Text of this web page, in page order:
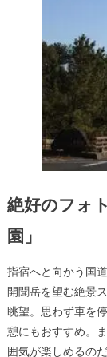
絶好のフォ
園」
指宿へと向かう国
開聞岳を望む絶景
眺望。思わず車を
憩にもおすすめ。
囲気が楽しめるのだ